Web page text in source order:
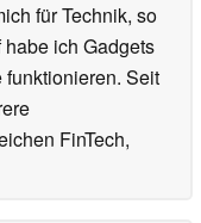
für Technik, so
ich Gadgets
Seit
FinTech,